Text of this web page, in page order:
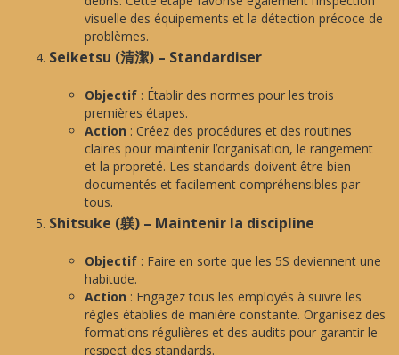
visuelle des équipements et la détection précoce de
problèmes.
Seiketsu (清潔) – Standardiser
Objectif : Établir des normes pour les trois
premières étapes.
Action : Créez des procédures et des routines
claires pour maintenir l’organisation, le rangement
et la propreté. Les standards doivent être bien
documentés et facilement compréhensibles par
tous.
Shitsuke (躾) – Maintenir la discipline
Objectif : Faire en sorte que les 5S deviennent une
habitude.
Action : Engagez tous les employés à suivre les
règles établies de manière constante. Organisez des
formations régulières et des audits pour garantir le
respect des standards.